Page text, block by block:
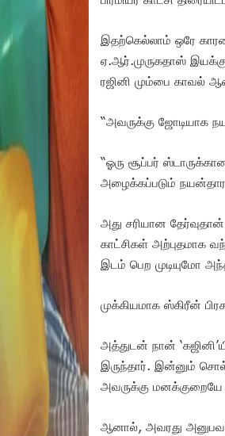
இதற்கெல்லாம் ஒரே
ஏ.ஆர்.முருகதாஸ்
ரஜினி மும்பை காவல்
“அவருக்கு ஜோடியாக
“ஓரு சூப்பர்
அழைக்கப்படும்
அது சரியான
காட்சிகள் அற்புதமாக
இடம் பெற முடியுமோ
முக்கியமாக ஸ்கிரீன்
அத்துடன் நான்
இருந்தார். இன்னும்
அவருக்கு மனக்குறையே
ஆனால், அவரது